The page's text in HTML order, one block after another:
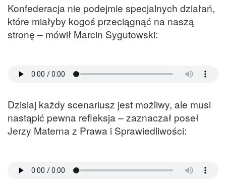
Konfederacja nie podejmie specjalnych działań,
które miałyby kogoś przeciągnąć na naszą
stronę – mówił Marcin Sygutowski:
Dzisiaj każdy scenariusz jest możliwy, ale musi
nastąpić pewna refleksja – zaznaczał poseł
Jerzy Materna z Prawa i Sprawiedliwości: